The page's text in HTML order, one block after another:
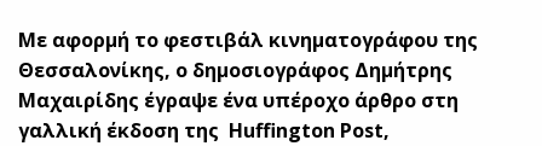
Με αφορμή το φεστιβάλ κινηματογράφου της
Θεσσαλονίκης, ο δημοσιογράφος Δημήτρης
Μαχαιρίδης έγραψε ένα υπέροχο άρθρο στη
γαλλική έκδοση της Huffington Post,